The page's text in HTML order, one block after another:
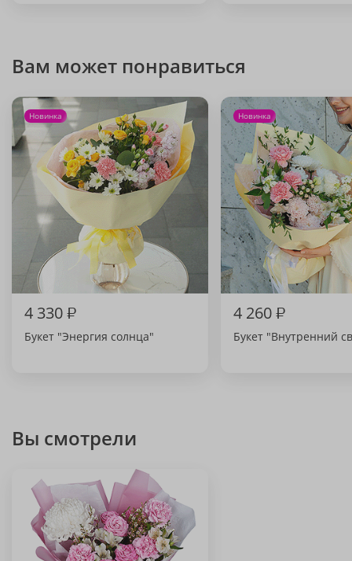
Вам может понравиться
Новинка
4 330₽
Букет "Энергия солнца"
Новинка
4 260₽
Букет "Внутренний
Вы смотрели